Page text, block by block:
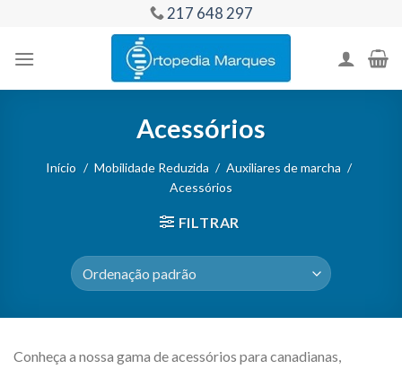
content
217 648 297
Acessórios
Início / Mobilidade Reduzida / Auxiliares de marcha /
Acessórios
FILTRAR
Conheça a nossa gama de acessórios para canadianas,